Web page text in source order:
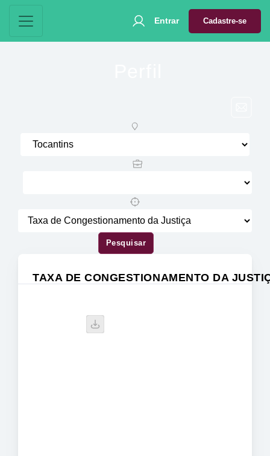
Entrar Cadastre-se
Pesquisar
TAXA DE CONGESTIONAMENTO DA